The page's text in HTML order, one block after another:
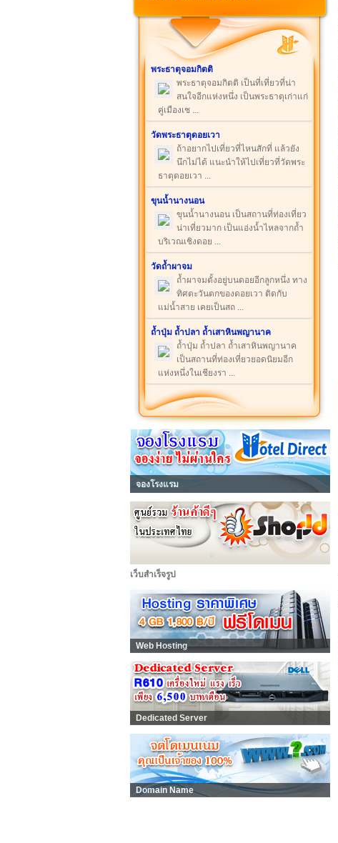
พระธาตุจอมกิตติ
พระธาตุจอมกิตติ เป็นที่เที่ยวที่น่า
สนใจอีกแห่งหนึ่ง เป็นพระธาตุเก่าแก่
คู่เมืองเช ...
วัดพระธาตุดอยเวา
ถ้าอยากไปเที่ยวที่ไหนสักที่ แล้วยัง
นึกไม่ได้ แนะนำให้ไปเที่ยวที่วัดพระ
ธาตุดอยเวา ...
ขุนน้ำนางนอน
ขุนน้ำนางนอน เป็นสถานที่ท่องเที่ยว
น่าเที่ยวมาก เป็นแอ่งน้ำไหลจากถ้ำ
บริเวณเชิงดอย ...
วัดถ้ำผาจม
ถ้ำผาจมตั้งอยู่บนดอยอีกลูกหนึ่ง ทาง
ทิศตะวันตกของดอยเวา ติดกับ
แม่น้ำสาย เคยเป็นสถ ...
ถ้ำปุ่ม ถ้ำปลา ถ้ำเสาหินพญานาค
ถ้ำปุ่ม ถ้ำปลา ถ้ำเสาหินพญานาค
เป็นสถานที่ท่องเที่ยวยอดนิยมอีก
แห่งหนึ่งในเชียงรา ...
จองโรงแรม
เว็บสำเร็จรูป
Web Hosting
Dedicated Server
Domain Name